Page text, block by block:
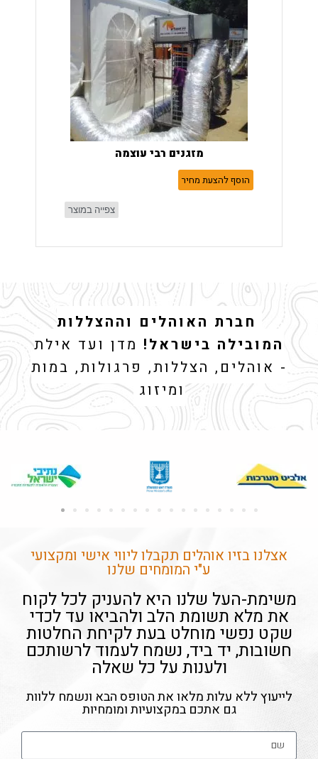
מזגנים רבי עוצמה
הוסף להצעת מחיר
צפייה במוצר
חברת האוהלים וההצללות
המובילה בישראל! מדן ועד אילת
- אוהלים, הצללות, פרגולות, במות
ומיזוג
אצלנו בזיו אוהלים תקבלו ליווי אישי ומקצועי
ע"י המומחים שלנו
משימת-העל שלנו היא להעניק לכל לקוח
את מלא תשומת הלב ולהביאו עד לכדי
שקט נפשי מוחלט בעת לקיחת החלטות
חשובות, יד ביד, נשמח לעמוד לרשותכם
ולענות על כל שאלה
לייעוץ ללא עלות מלאו את הטופס הבא ונשמח ללוות
גם אתכם במקצועיות ומומחיות